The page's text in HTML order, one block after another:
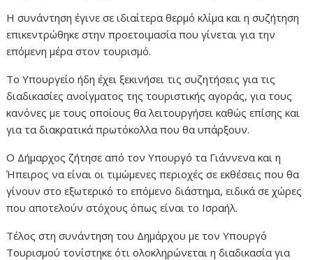
Η συνάντηση έγινε σε ιδιαίτερα θερμό κλίμα και η συζήτηση
επικεντρώθηκε στην προετοιμασία που γίνεται για την
επόμενη μέρα στον τουρισμό.
Το Υπουργείο ήδη έχει ξεκινήσει τις συζητήσεις για τις
διαδικασίες ανοίγματος της τουριστικής αγοράς, για τους
κανόνες με τους οποίους θα λειτουργήσει καθώς επίσης και
για τα διακρατικά πρωτόκολλα που θα υπάρξουν.
Ο Δήμαρχος ζήτησε από τον Υπουργό τα Γιάννενα και η
Ήπειρος να είναι οι τιμώμενες περιοχές σε εκθέσεις που θα
γίνουν στο εξωτερικό το επόμενο διάστημα, ειδικά σε χώρες
που αποτελούν στόχους όπως είναι το Ισραήλ.
Τέλος στη συνάντηση του Δημάρχου με τον Υπουργό
Τουρισμού τονίστηκε ότι ολοκληρώνεται η διαδικασία για